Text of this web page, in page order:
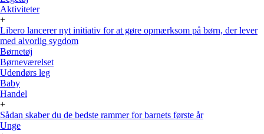
Aktiviteter
+
Libero lancerer nyt initiativ for at gøre opmærksom på børn, der lever
med alvorlig sygdom
Børnetøj
Børneværelset
Udendørs leg
Baby
Handel
+
Sådan skaber du de bedste rammer for barnets første år
Unge